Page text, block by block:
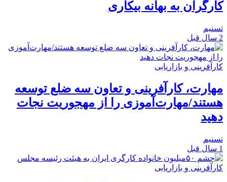
کارگران به بهانه بیکاری
تسنیم
2 سال قبل
کارآفرینی و بازاریابی
مهارت، کارآفرینی و تعاون سه ضلع توسعه‌
هستند/مهارت‌آموزی را از مهجوریت نجات
دهید
تسنیم
1 سال قبل
کارآفرینی و بازاریابی